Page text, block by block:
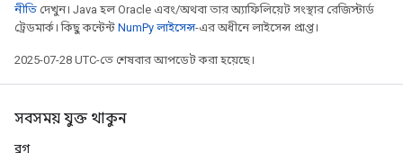
নীতি দেখুন। Java হল Oracle এবং/অথবা তার অ্যাফিলিয়েট সংস্থার রেজিস্টার্ড
ট্রেডমার্ক। কিছু কন্টেন্ট NumPy লাইসেন্স-এর অধীনে লাইসেন্স প্রাপ্ত।
2025-07-28 UTC-তে শেষবার আপডেট করা হয়েছে।
সবসময় যুক্ত থাকুন
ব্লগ